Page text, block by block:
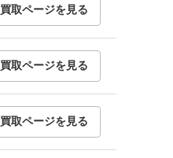
買取ページを見る
買取ページを見る
買取ページを見る